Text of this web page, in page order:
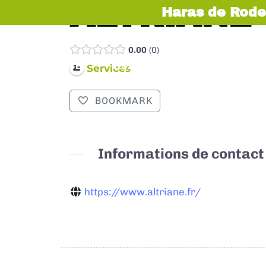
Haras de
EXPOSER VISITER
ALTRIANE
0.00 0
Services
BOOKMARK
Informations de contact
https://www.altriane.fr/